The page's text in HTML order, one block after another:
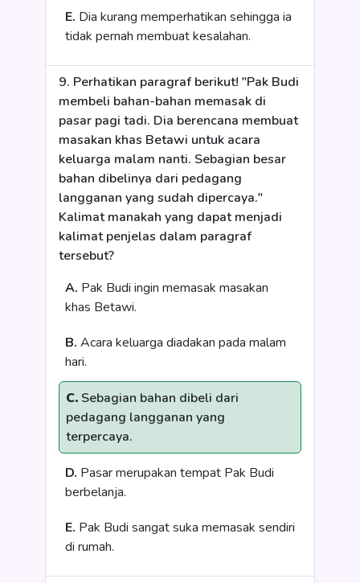
E. Dia kurang memperhatikan sehingga ia
tidak pernah membuat kesalahan.
9. Perhatikan paragraf berikut! "Pak Budi
membeli bahan-bahan memasak di
pasar pagi tadi. Dia berencana membuat
masakan khas Betawi untuk acara
keluarga malam nanti. Sebagian besar
bahan dibelinya dari pedagang
langganan yang sudah dipercaya."
Kalimat manakah yang dapat menjadi
kalimat penjelas dalam paragraf
tersebut?
A. Pak Budi ingin memasak masakan
khas Betawi.
B. Acara keluarga diadakan pada malam
hari.
C. Sebagian bahan dibeli dari
pedagang langganan yang
terpercaya.
D. Pasar merupakan tempat Pak Budi
berbelanja.
E. Pak Budi sangat suka memasak sendiri
di rumah.